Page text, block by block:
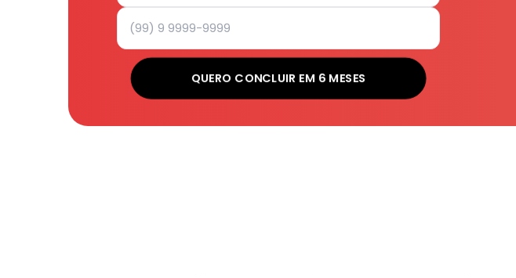
QUERO CONCLUIR EM 6 MESES